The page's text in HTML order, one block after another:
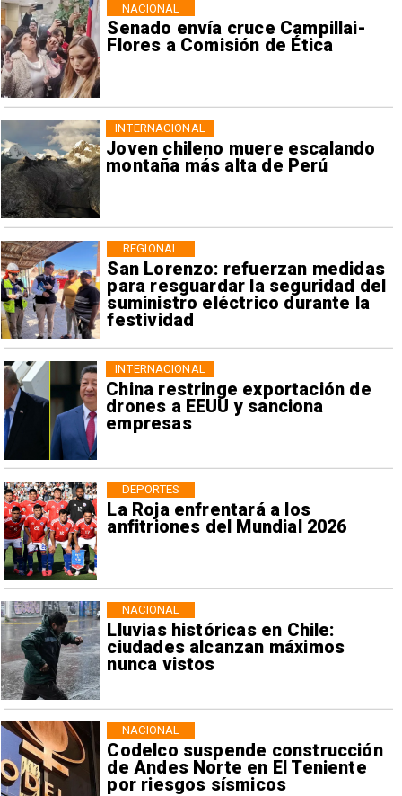
Senado envía cruce Campillai-
Flores a Comisión de Ética
NACIONAL
Joven chileno muere escalando
montaña más alta de Perú
INTERNACIONAL
San Lorenzo: refuerzan medidas
para resguardar la seguridad del
suministro eléctrico durante la
festividad
REGIONAL
China restringe exportación de
drones a EEUU y sanciona
empresas
INTERNACIONAL
La Roja enfrentará a los
anfitriones del Mundial 2026
DEPORTES
Lluvias históricas en Chile:
ciudades alcanzan máximos
nunca vistos
NACIONAL
Codelco suspende construcción
de Andes Norte en El Teniente
por riesgos sísmicos
NACIONAL